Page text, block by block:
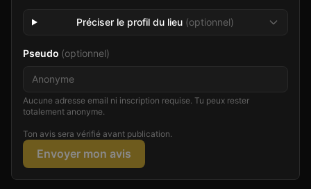
Préciser le profil du lieu (optionnel)
Pseudo (optionnel)
Aucune adresse email ni inscription requise. Tu peux rester
totalement anonyme.
Ton avis sera vérifié avant publication.
Envoyer mon avis